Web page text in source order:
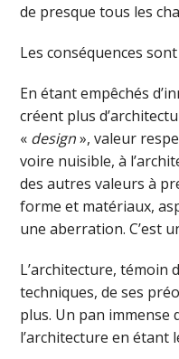
de presque tous les
Les conséquences
En étant empêchés
créent plus
« design», valeur
voire nuisible, à
des autres valeurs à
forme et matériaux,
une aberration. C’est
L’architecture, témoin
techniques, de ses
plus. Un pan
l’architecture en étant